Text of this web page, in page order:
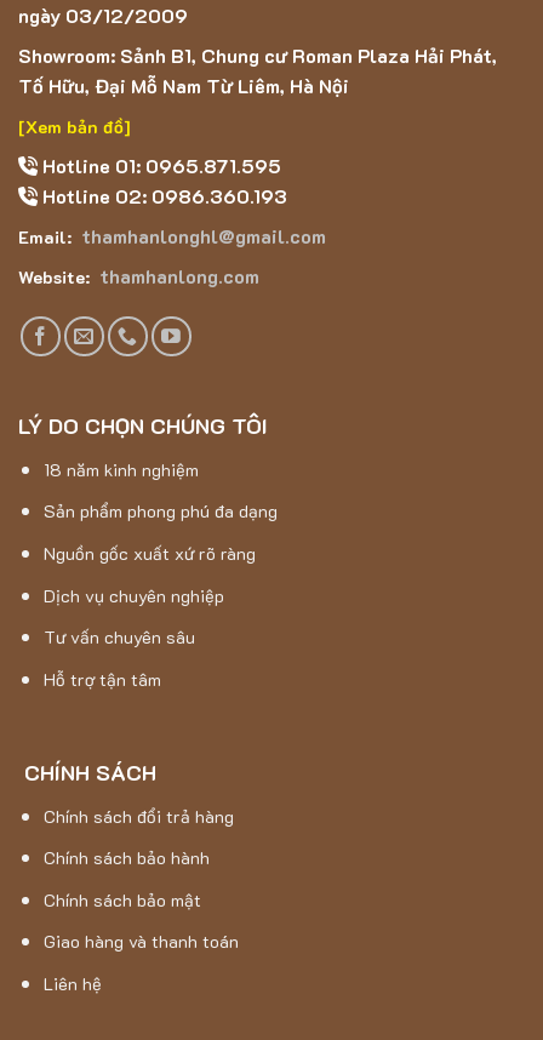
ngày 03/12/2009
Showroom: Sảnh B1, Chung cư Roman Plaza Hải Phát,
Tố Hữu, Đại Mỗ Nam Từ Liêm, Hà Nội
[Xem bản đồ]
Hotline 01: 0965.871.595
Hotline 02: 0986.360.193
Email: thamhanlonghl@gmail.com
Website: thamhanlong.com
LÝ DO CHỌN CHÚNG TÔI
18 năm kinh nghiệm
Sản phẩm phong phú đa dạng
Nguồn gốc xuất xứ rõ ràng
Dịch vụ chuyên nghiệp
Tư vấn chuyên sâu
Hỗ trợ tận tâm
CHÍNH SÁCH
Chính sách đổi trả hàng
Chính sách bảo hành
Chính sách bảo mật
Giao hàng và thanh toán
Liên hệ